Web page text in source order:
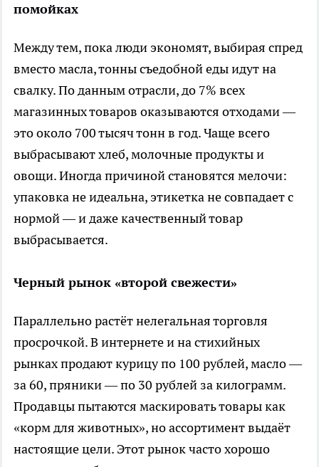
помойках
Между тем, пока люди экономят, выбирая спред
вместо масла, тонны съедобной еды идут на
свалку. По данным отрасли, до 7% всех
магазинных товаров оказываются отходами —
это около 700 тысяч тонн в год. Чаще всего
выбрасывают хлеб, молочные продукты и
овощи. Иногда причиной становятся мелочи:
упаковка не идеальна, этикетка не совпадает с
нормой — и даже качественный товар
выбрасывается.
Черный рынок «второй свежести»
Параллельно растёт нелегальная торговля
просрочкой. В интернете и на стихийных
рынках продают курицу по 100 рублей, масло —
за 60, пряники — по 30 рублей за килограмм.
Продавцы пытаются маскировать товары как
«корм для животных», но ассортимент выдаёт
настоящие цели. Этот рынок часто хорошо